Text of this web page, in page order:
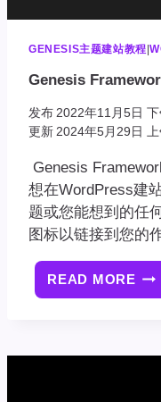
GENESIS主题建站教程 |
Genesis
发布 2022年11月5日
更新 2024年5月29日
Genesis
想在WordPress建
题或您能想到的任
图标以链接到您的
READ MORE
添